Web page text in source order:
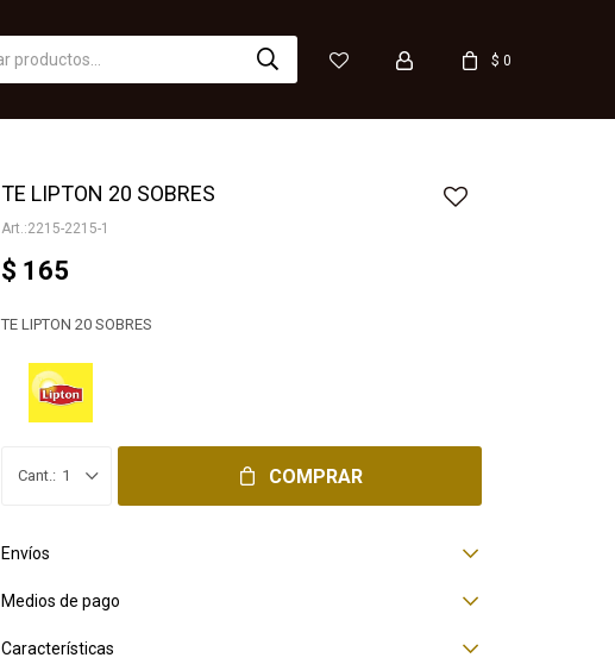
$ 0
TE LIPTON 20 SOBRES
2215-2215-1
$ 165
TE LIPTON 20 SOBRES
1 COMPRAR
Envíos
Medios de pago
Características